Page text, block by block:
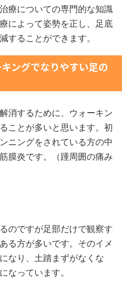
療についての専門的な知識
によって姿勢を正し、足底
することができます。
ングでなりやすい足の
消するために、ウォーキン
ことが多いと思います。初
ニングをされている方の中
膜炎です。（踵周囲の痛み
のですが足部だけで観察す
る方が多いです。そのイメ
なり、土踏まずがなくな
なっています。